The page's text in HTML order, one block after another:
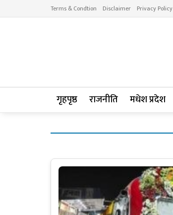
Terms & Condtion Disclaimer Privacy Policy
गृहपृष्ठ राजनीति मधेश प्रदेश